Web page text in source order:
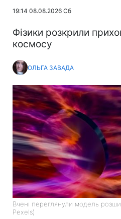
19:14 08.08.2026 Сб
Фізики розкрили
космосу
ОЛЬГА ЗАВАДА
Вчені переглянули модель
Pexels)